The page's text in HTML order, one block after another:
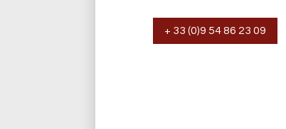
+ 33 (0)9 54 86 23 09